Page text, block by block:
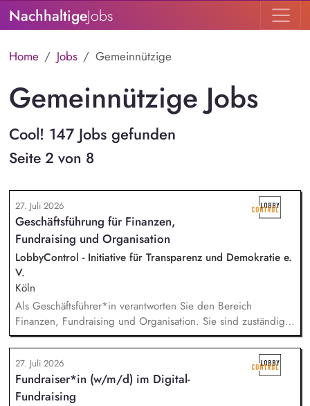
NachhaltigeJobs
Home Jobs Gemeinnützige
Gemeinnützige Jobs
Cool! 147 Jobs gefunden
Seite 2 von 8
27. Juli 2026
Geschäftsführung für Finanzen,
Fundraising und Organisation
LobbyControl - Initiative für Transparenz und Demokratie e.
V.
Köln
Als Geschäftsführer*in verantworten Sie den Bereich
Finanzen, Fundraising und Organisation. Sie sind zuständig
für die Finanzplanung, das Controlling und die Organisation
des Rechnungswesens. Sie leiten das Fundraising-Team und
entwickeln eine nachhaltige Fundraising Strategie. Sie sind
verantwortlich für das Personalmanagement und die operative
Steuerung von Prozessen zur Organisationsentwicklung.
27. Juli 2026
Fundraiser*in (w/m/d) im Digital-
Fundraising